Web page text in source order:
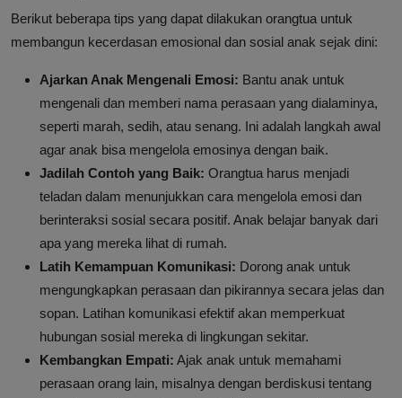
Berikut beberapa tips yang dapat dilakukan orangtua untuk
membangun kecerdasan emosional dan sosial anak sejak dini:
Ajarkan Anak Mengenali Emosi: Bantu anak untuk
mengenali dan memberi nama perasaan yang dialaminya,
seperti marah, sedih, atau senang. Ini adalah langkah awal
agar anak bisa mengelola emosinya dengan baik.
Jadilah Contoh yang Baik: Orangtua harus menjadi
teladan dalam menunjukkan cara mengelola emosi dan
berinteraksi sosial secara positif. Anak belajar banyak dari
apa yang mereka lihat di rumah.
Latih Kemampuan Komunikasi: Dorong anak untuk
mengungkapkan perasaan dan pikirannya secara jelas dan
sopan. Latihan komunikasi efektif akan memperkuat
hubungan sosial mereka di lingkungan sekitar.
Kembangkan Empati: Ajak anak untuk memahami
perasaan orang lain, misalnya dengan berdiskusi tentang